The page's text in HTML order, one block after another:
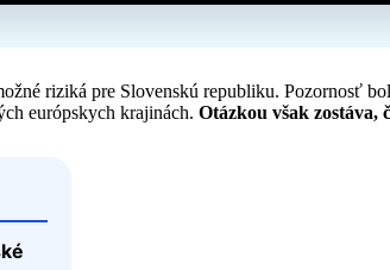
riziká pre Slovenskú republiku. Pozornosť
európskych krajinách. Otázkou však zostáva,